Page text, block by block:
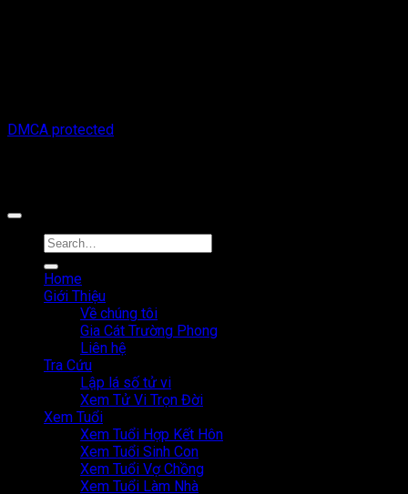
DMCA protected
Home
Giới Thiệu
Về chúng tôi
Gia Cát Trường Phong
Liên hệ
Tra Cứu
Lập lá số tử vi
Xem Tử Vi Trọn Đời
Xem Tuổi
Xem Tuổi Hợp Kết Hôn
Xem Tuổi Sinh Con
Xem Tuổi Vợ Chồng
Xem Tuổi Làm Nhà